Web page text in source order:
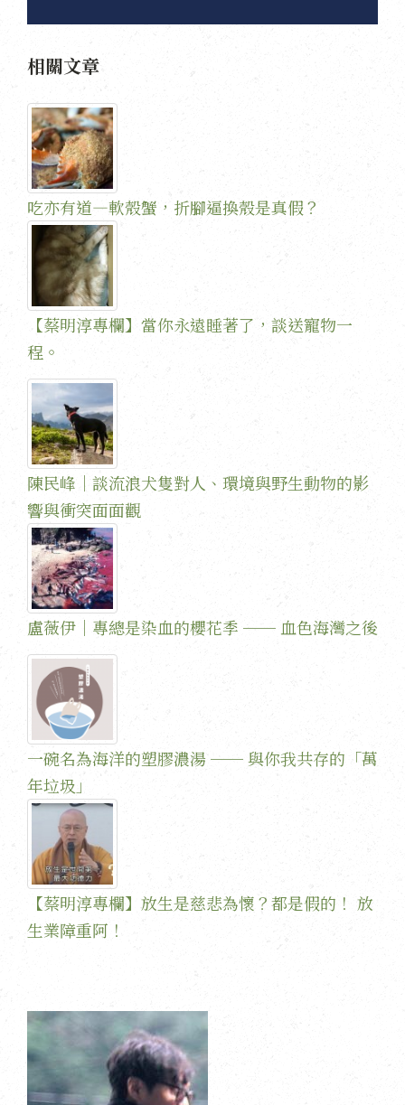
相關文章
吃亦有道—軟殼蟹，折腳逼換殼是真假？
【蔡明淳專欄】當你永遠睡著了，談送寵物一
程。
陳民峰｜談流浪犬隻對人、環境與野生動物的影
響與衝突面面觀
盧薇伊｜專總是染血的櫻花季 ── 血色海灣之後
一碗名為海洋的塑膠濃湯 ── 與你我共存的「萬
年垃圾」
【蔡明淳專欄】放生是慈悲為懷？都是假的！ 放
生業障重阿！